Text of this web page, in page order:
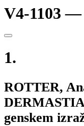
V4-1103 —
1.
ROTTER,
genskem